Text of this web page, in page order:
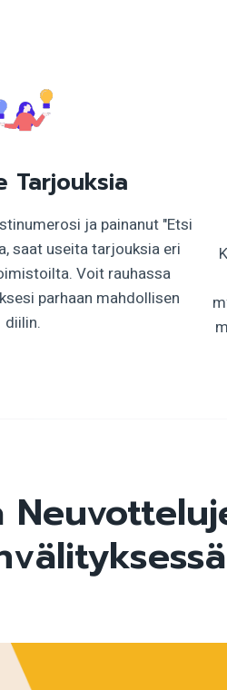
Tarjouksia
ja painanut "Etsi
saat useita tarjouksia eri
Voit rauhassa
parhaan mahdollisen
diilin.